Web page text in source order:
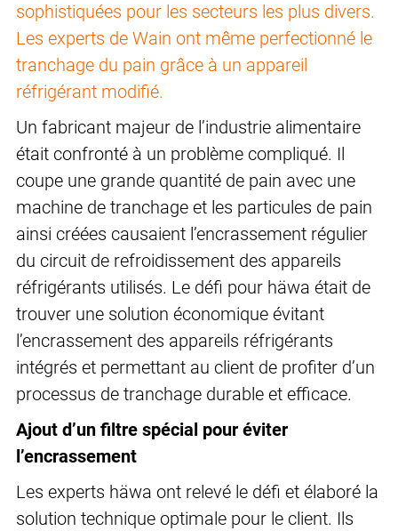
sophistiquées pour les secteurs les plus divers.
Les experts de Wain ont même perfectionné le
tranchage du pain grâce à un appareil
réfrigérant modifié.
Un fabricant majeur de l’industrie alimentaire
était confronté à un problème compliqué. Il
coupe une grande quantité de pain avec une
machine de tranchage et les particules de pain
ainsi créées causaient l’encrassement régulier
du circuit de refroidissement des appareils
réfrigérants utilisés. Le défi pour häwa était de
trouver une solution économique évitant
l’encrassement des appareils réfrigérants
intégrés et permettant au client de profiter d’un
processus de tranchage durable et efficace.
Ajout d’un filtre spécial pour éviter
l’encrassement
Les experts häwa ont relevé le défi et élaboré la
solution technique optimale pour le client. Ils